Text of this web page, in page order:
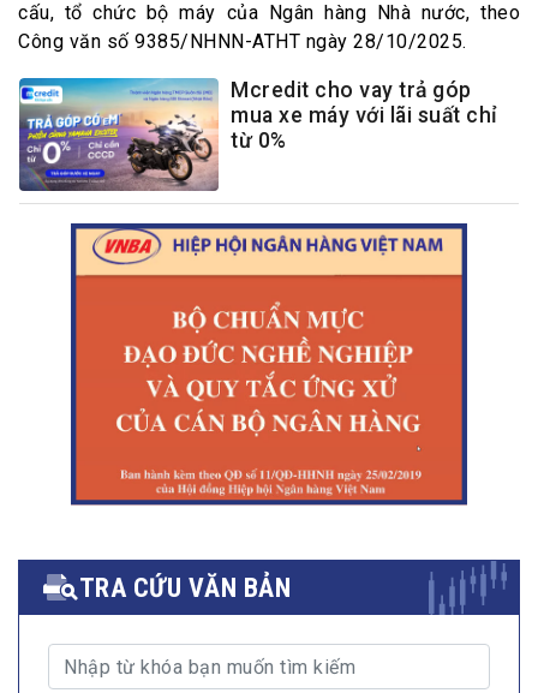
cấu, tổ chức bộ máy của Ngân hàng Nhà nước, theo
Công văn số 9385/NHNN-ATHT ngày 28/10/2025.
Mcredit cho vay trả góp
mua xe máy với lãi suất chỉ
từ 0%
TRA CỨU VĂN BẢN